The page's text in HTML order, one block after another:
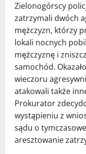
Zielonogórscy
zatrzymali dwóch
mężczyzn, którzy
lokali nocnych
mężczyznę i
samochód.
wieczoru
atakowali także
Prokurator
wystąpieniu z
sądu o tymczasowe
aresztowanie